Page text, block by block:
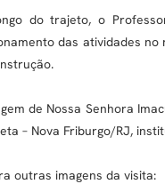
do trajeto, o
das atividades
de Nossa Senhora
– Nova Friburgo/RJ,
outras imagens da visita: